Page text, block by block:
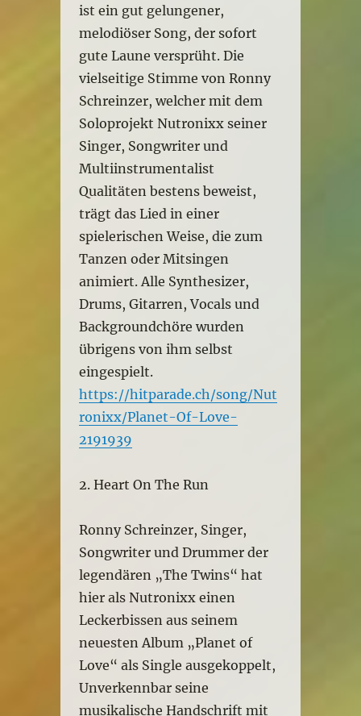
ist ein gut gelungener,
melodiöser Song, der sofort
gute Laune versprüht. Die
vielseitige Stimme von Ronny
Schreinzer, welcher mit dem
Soloprojekt Nutronixx seiner
Singer, Songwriter und
Multiinstrumentalist
Qualitäten bestens beweist,
trägt das Lied in einer
spielerischen Weise, die zum
Tanzen oder Mitsingen
animiert. Alle Synthesizer,
Drums, Gitarren, Vocals und
Backgroundchöre wurden
übrigens von ihm selbst
eingespielt.
https://hitparade.ch/song/Nut
ronixx/Planet-Of-Love-
2191939
2. Heart On The Run
Ronny Schreinzer, Singer,
Songwriter und Drummer der
legendären „The Twins“ hat
hier als Nutronixx einen
Leckerbissen aus seinem
neuesten Album „Planet of
Love“ als Single ausgekoppelt,
Unverkennbar seine
musikalische Handschrift mit